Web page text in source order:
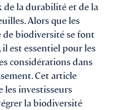
de la durabilité et de la
Alors que les
de biodiversité se font
est essentiel pour les
considérations dans
Cet article
les investisseurs
la biodiversité